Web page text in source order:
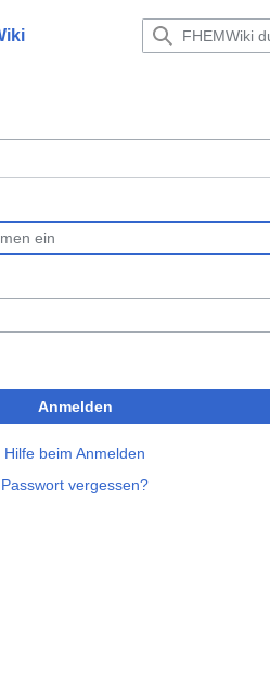
Anmelden
Hilfe beim Anmelden
Passwort vergessen?